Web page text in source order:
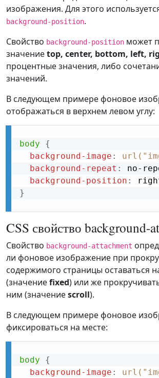
изображения. Для этого
background-position.
Свойство background-position может
значениеtop, center, bottom, left,
процентные значения, либо
значений.
В следующем примере фоновое
отображаться в верхнем левом углу:
body
{
background-image :
background-repeat : no-
background-position :
}
CSS свойство background-
Свойство background-attachment
ли фоновое изображение при
содержимого страницы оставаться
(значениеfixed) или же
ним (значениеscroll).
В следующем примере фоновое
фиксироваться на месте:
body
{
background-image :